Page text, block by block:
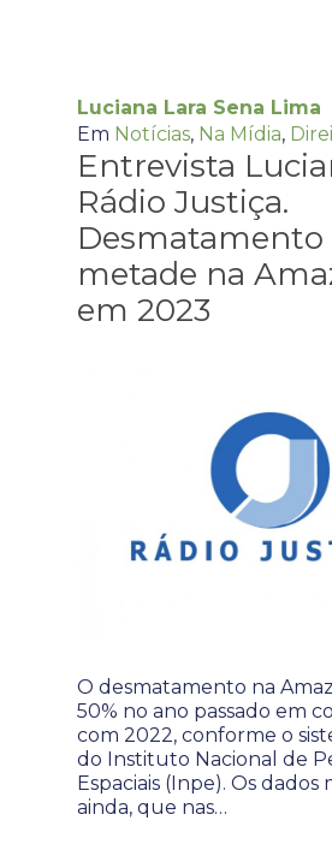
Luciana Lara Sena Lima
Em Notícias, Na Mídia,
Entrevista
Rádio Justiça.
Desmatamento
metade na
em 2023
O desmatamento na
50% no ano passado em
com 2022, conforme o
do Instituto Nacional de
Espaciais (Inpe). Os dados
ainda, que nas…